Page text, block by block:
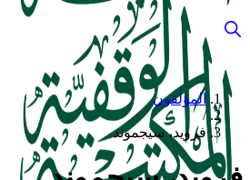
المؤلفون
/
فرويد، سيجموند